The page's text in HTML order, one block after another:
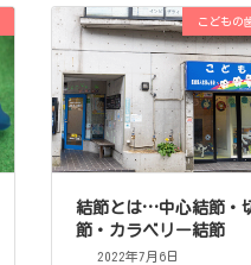
こどもの
結節とは…中心結節・
節・カラベリー結節
2022年7月6日